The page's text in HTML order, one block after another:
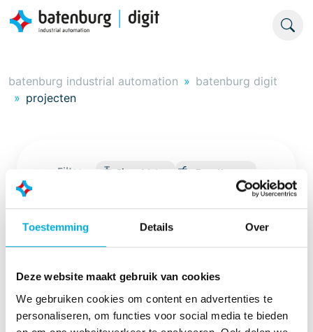
Toestemming Details Over
Deze website maakt gebruik van cookies
We gebruiken cookies om content en advertenties te
personaliseren, om functies voor social media te bieden
batenburg industrial automation
batenburg digit
projecten
Filter: Clean Water Zero Hunger